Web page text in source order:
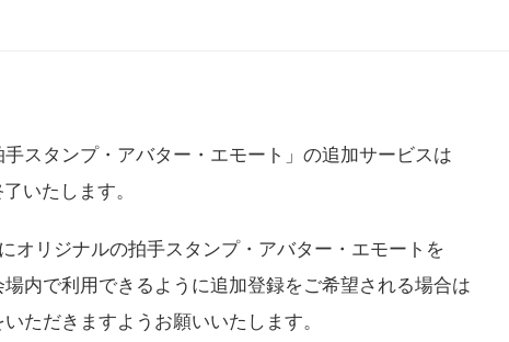
スタンプ・アバター・エモート」の追加サービスは
いたします。
オリジナルの拍手スタンプ・アバター・エモートを
内で利用できるように追加登録をご希望される場合は
ただきますようお願いいたします。